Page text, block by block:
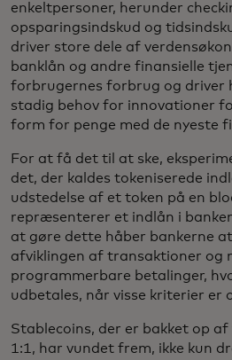
enkeltpersoner, herunder
opsparingsindskud og
driver store dele af
banklån og andre finansielle
forbrugernes forbrug og driver
stadig behov for innovationer
form for penge med de nyeste
For at få det til at ske,
det, der kaldes tokeniserede
udstedelse af et token på en
repræsenterer et indlån i
at gøre dette håber bankerne
afviklingen af transaktioner og
programmerbare betalinger,
udbetales, når visse kriterier er
Stablecoins, der er bakket op
1:1, har vundet frem, ikke kun